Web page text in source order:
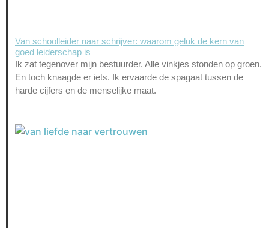
Van schoolleider naar schrijver: waarom geluk de kern van
goed leiderschap is
Ik zat tegenover mijn bestuurder. Alle vinkjes stonden op groen.
En toch knaagde er iets. Ik ervaarde de spagaat tussen de
harde cijfers en de menselijke maat.